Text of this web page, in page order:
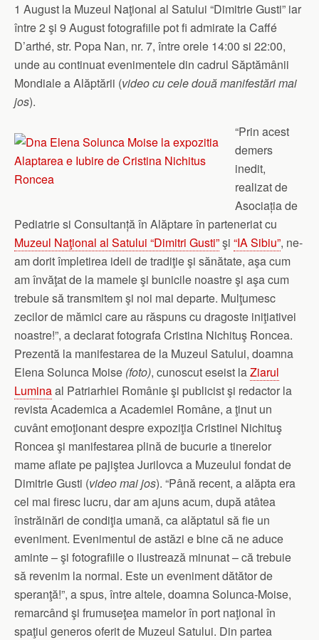
1 August la Muzeul Naţional al Satului “Dimitrie Gusti” iar
între 2 şi 9 August fotografiile pot fi admirate la Caffé
D’arthé, str. Popa Nan, nr. 7, între orele 14:00 si 22:00,
unde au continuat evenimentele din cadrul Săptămânii
Mondiale a Alăptării (video cu cele două manifestări mai
jos).
“Prin acest
demers
inedit,
realizat de
Asociația de
Pediatrie si Consultanță în Alăptare în parteneriat cu
Muzeul Naţional al Satului “Dimitri Gusti”şi “IA Sibiu”, ne-
am dorit împletirea ideii de tradiţie şi sănătate, aşa cum
am învăţat de la mamele şi bunicile noastre şi aşa cum
trebuie să transmitem şi noi mai departe. Mulţumesc
zecilor de mămici care au răspuns cu dragoste iniţiativei
noastre!”, a declarat fotografa Cristina Nichituş Roncea.
Prezentă la manifestarea de la Muzeul Satului, doamna
Elena Solunca Moise (foto), cunoscut eseist laZiarul
Luminaal Patriarhiei Românie şi publicist şi redactor la
revista Academicaa Academiei Române, a ţinut un
cuvânt emoţionant despre expoziţia Cristinei Nichituş
Roncea şi manifestarea plină de bucurie a tinerelor
mame aflate pe pajiştea Jurilovca a Muzeului fondat de
Dimitrie Gusti (video mai jos). “Până recent, a alăpta era
cel mai firesc lucru, dar am ajuns acum, după atâtea
înstrăinări de condiţia umană, ca alăptatul să fie un
eveniment. Evenimentul de astăzi e bine că ne aduce
aminte – şi fotografiile o ilustrează minunat – că trebuie
să revenim la normal. Este un eveniment dătător de
speranţă!”, a spus, între altele, doamna Solunca-Moise,
remarcând şi frumuseţea mamelor în port naţional în
spaţiul generos oferit de Muzeul Satului. Din partea